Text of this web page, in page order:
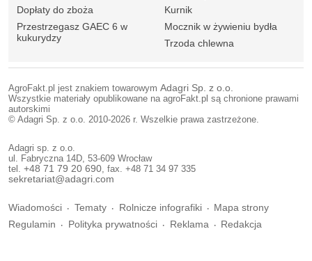
Dopłaty do zboża
Przestrzegasz GAEC 6 w
kukurydzy
Kurnik
Mocznik w żywieniu bydła
Trzoda chlewna
AgroFakt.pl jest znakiem towarowym Adagri Sp. z o.o.
Wszystkie materiały opublikowane na agroFakt.pl są chronione prawami
autorskimi
© Adagri Sp. z o.o. 2010-2026 r. Wszelkie prawa zastrzeżone.
Adagri sp. z o.o.
ul. Fabryczna 14D, 53-609 Wrocław
tel. +48 71 79 20 690 , fax. +48 71 34 97 335
sekretariat@adagri.com
Wiadomości Tematy Rolnicze infografiki
Mapa strony
Regulamin
Polityka prywatności Reklama Redakcja